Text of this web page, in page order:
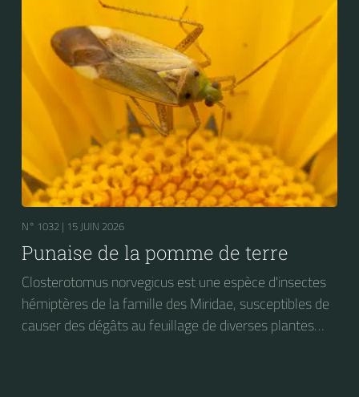
N° 1032 | 15 JUIN 2026
Punaise de la pomme de terre
Closterotomus norvegicus est une espèce d'insectes
hémiptères de la famille des Miridae, susceptibles de
causer des dégâts au feuillage de diverses plantes